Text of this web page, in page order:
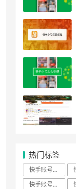
热门标签
快手账号买卖
快手账号交易